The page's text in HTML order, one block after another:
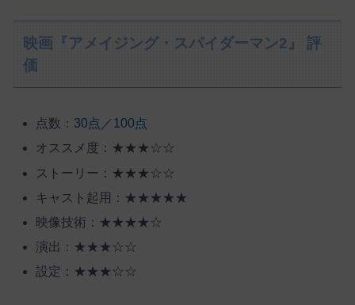
映画『アメイジング・スパイダーマン2』 評
価
点数： 30点／100点
オススメ度：★★★☆☆
ストーリー：★★★☆☆
キャスト起用：★★★★★
映像技術：★★★★☆
演出：★★★☆☆
設定：★★★☆☆